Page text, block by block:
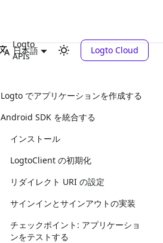
Logto
APIs
日本語 Logto Cloud
Logto でアプリケーションを作成する
Android SDK を統合する
インストール
LogtoClient の初期化
リダイレクト URI の設定
サインインとサインアウトの実装
チェックポイント: アプリケーショ
ンをテストする